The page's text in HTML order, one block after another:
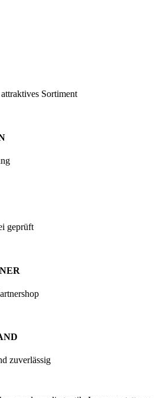
Sortiment
geprüft
zuverlässig